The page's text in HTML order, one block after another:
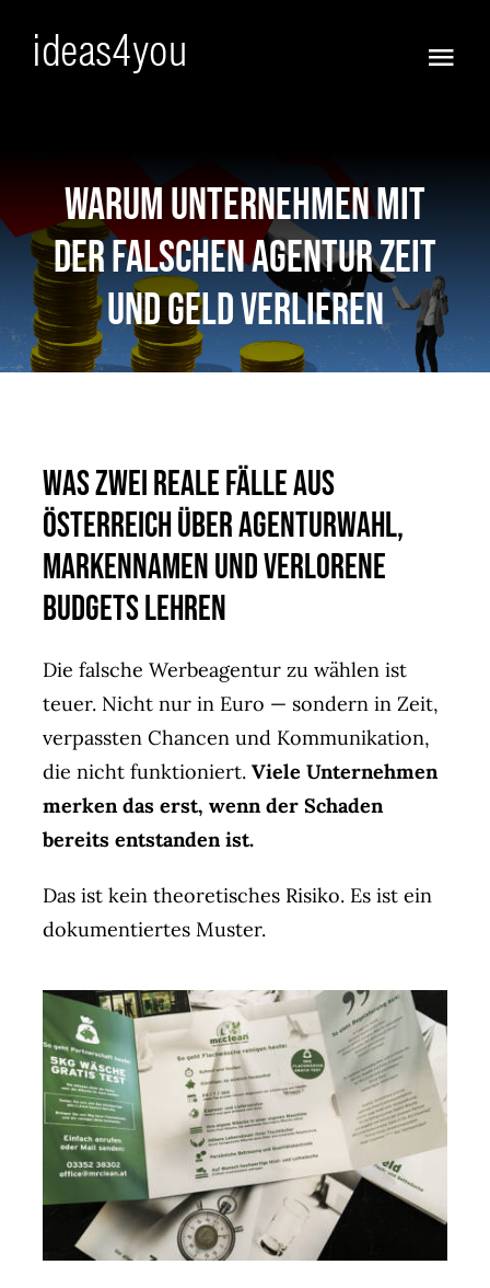
Vorfreude!
Ja :))
Anders
KI WOW !
Agent(o)ur
Kontakt
Warum Unternehmen mit
der falschen Agentur Zeit
und Geld verlieren
Was zwei reale Fälle aus
Österreich über Agenturwahl,
Markennamen und verlorene
Budgetslehren
Die falsche Werbeagentur zu wählen ist
teuer. Nicht nur in Euro — sondern in Zeit,
verpassten Chancen und Kommunikation,
die nicht funktioniert. Viele Unternehmen
merken das erst, wenn der Schaden
bereits entstanden ist.
Das ist kein theoretisches Risiko. Es ist ein
dokumentiertes Muster.